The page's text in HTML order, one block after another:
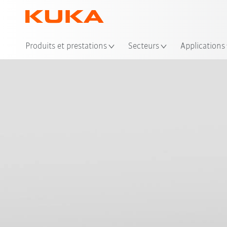
Produits et prestations Secteurs Applications